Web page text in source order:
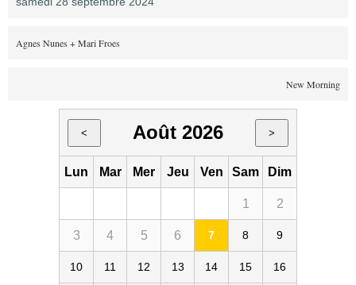
Agnes Nunes + Mari Froes
New Morning
< Août 2026 >
Lun Mar Mer Jeu Ven Sam Dim
1 2
3 4 5 6 7 8 9
10 11 12 13 14 15 16